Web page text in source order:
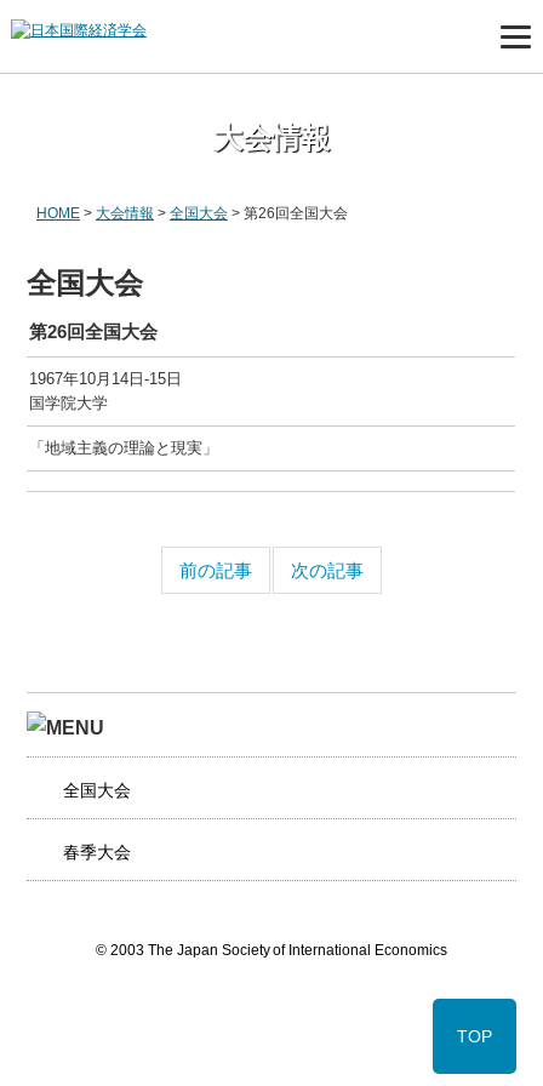
大会情報
HOME> 大会情報 > 全国大会> 第26回全国大会
全国大会
第26回全国大会
1967年10月14日-15日
国学院大学
「地域主義の理論と現実」
前の記事 次の記事
全国大会
春季大会
TOP
© 2003 The Japan Society of International Economics